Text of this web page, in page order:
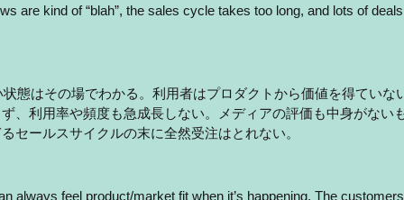
are kind of “blah”, the sales cycle takes too long, and lots of
態はその場でわかる。利用者はプロダクトから価値を得ていな
、利用率や頻度も急成長しない。メディアの評価も中身がない
セールスサイクルの末に全然受注はとれない。
always feel product/market fit when it’s happening. The